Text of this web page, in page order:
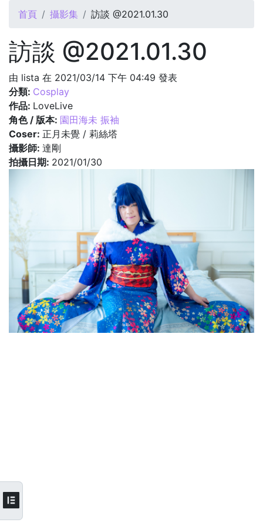
您在這裡
首頁 攝影集 訪談 @2021.01.30
訪談 @2021.01.30
由 lista 在 2021/03/14 下午 04:49 發表
分類: Cosplay
作品: LoveLive
角色 / 版本: 園田海未 振袖
Coser: 正月未覺 / 莉絲塔
攝影師: 達剛
拍攝日期: 2021/01/30